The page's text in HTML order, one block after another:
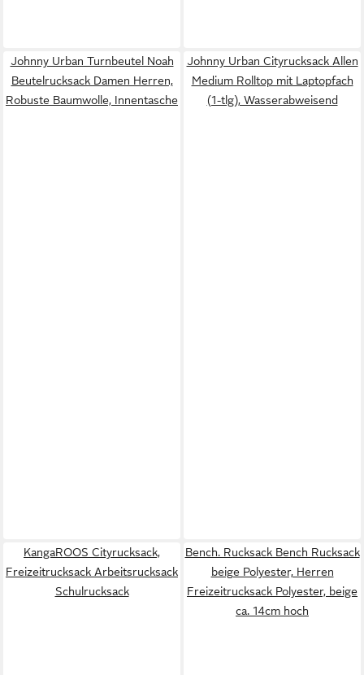
Johnny Urban Turnbeutel Noah
Beutelrucksack Damen Herren,
Robuste Baumwolle, Innentasche
Johnny Urban Cityrucksack Allen
Medium Rolltop mit Laptopfach
(1-tlg), Wasserabweisend
KangaROOS Cityrucksack,
Freizeitrucksack Arbeitsrucksack
Schulrucksack
Bench. Rucksack Bench Rucksack
beige Polyester, Herren
Freizeitrucksack Polyester, beige
ca. 14cm hoch